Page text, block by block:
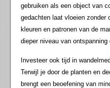
gebruiken als een object van
gedachten laat vloeien zonder
kleuren en patronen van de
dieper niveau van ontspanning
Investeer ook tijd in
Terwijl je door de planten en
brengt een beoefening van